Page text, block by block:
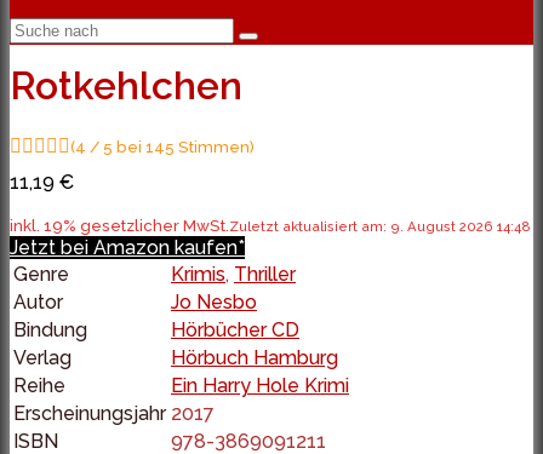
Rotkehlchen
(4 / 5 bei 145 Stimmen)
11,19 €
inkl. 19% gesetzlicher MwSt. Zuletzt aktualisiert am: 9. August 2026 14:48
Jetzt bei Amazon kaufen*
Genre
Krimis, Thriller
Autor
Jo Nesbo
Bindung
Hörbücher CD
Verlag
Hörbuch Hamburg
Reihe
Ein Harry Hole Krimi
Erscheinungsjahr 2017
ISBN
978-3869091211